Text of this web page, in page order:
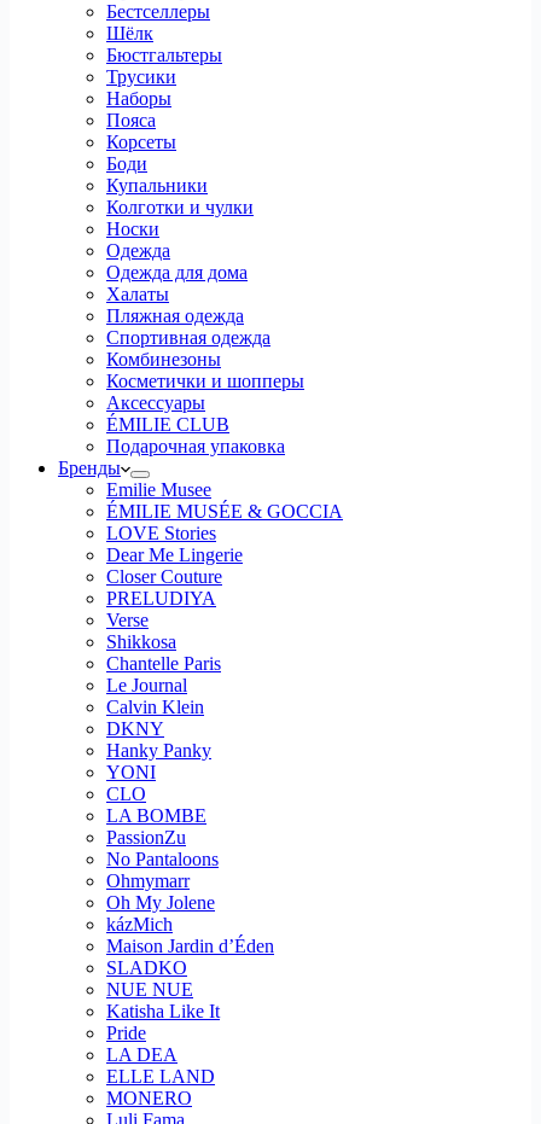
Бестселлеры
Шёлк
Бюстгальтеры
Трусики
Наборы
Пояса
Корсеты
Боди
Купальники
Колготки и чулки
Носки
Одежда
Одежда для дома
Халаты
Пляжная одежда
Спортивная одежда
Комбинезоны
Косметички и шопперы
Аксессуары
ÉMILIE CLUB
Подарочная упаковка
Бренды
Emilie Musee
ÉMILIE MUSÉE & GOCCIA
LOVE Stories
Dear Me Lingerie
Closer Couture
PRELUDIYA
Verse
Shikkosa
Chantelle Paris
Le Journal
Calvin Klein
DKNY
Hanky Panky
YONI
CLO
LA BOMBE
PassionZu
No Pantaloons
Ohmymarr
Oh My Jolene
kázMich
Maison Jardin d’Éden
SLADKO
NUE NUE
Katisha Like It
Pride
LA DEA
ELLE LAND
MONERO
Luli Fama